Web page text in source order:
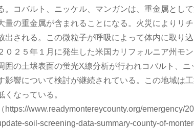
。コバルト、ニッケル、マンガンは、重金属とし
量の重金属が含まれることになる。火災によりリ
出される。この微粒子が呼吸によって体内に取り
０２５年１月に発生した米国カリフォルニア州モ
囲の土壌表面の蛍光X線分析が行われコバルト、
影響について検討が継続されている。この地域は
くなっている。
（https://www.readymontereycounty.org/
soil-screening-data-summary-county-of-